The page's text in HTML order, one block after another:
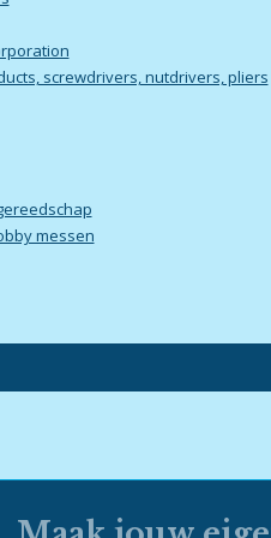
screwdrivers, nutdrivers, pliers
messen